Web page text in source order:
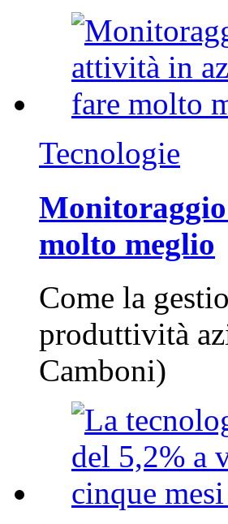
Tecnologie
molto meglio
Come la
produttività
Camboni)